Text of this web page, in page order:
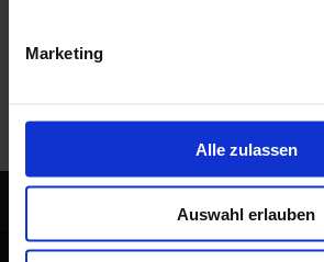
Marketing
Alle zulassen
Auswahl erlauben